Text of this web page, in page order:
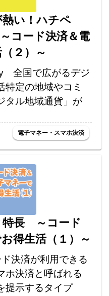
い！ハチペ
コード決済＆電
２）～
全国で広がるデジ
特定の地域やコミ
タル地域通貨」が
電子マネー・スマホ決済
特長 ～コード
得生活（１）～
決済が利用できる
ホ決済と呼ばれる
提示するタイプ